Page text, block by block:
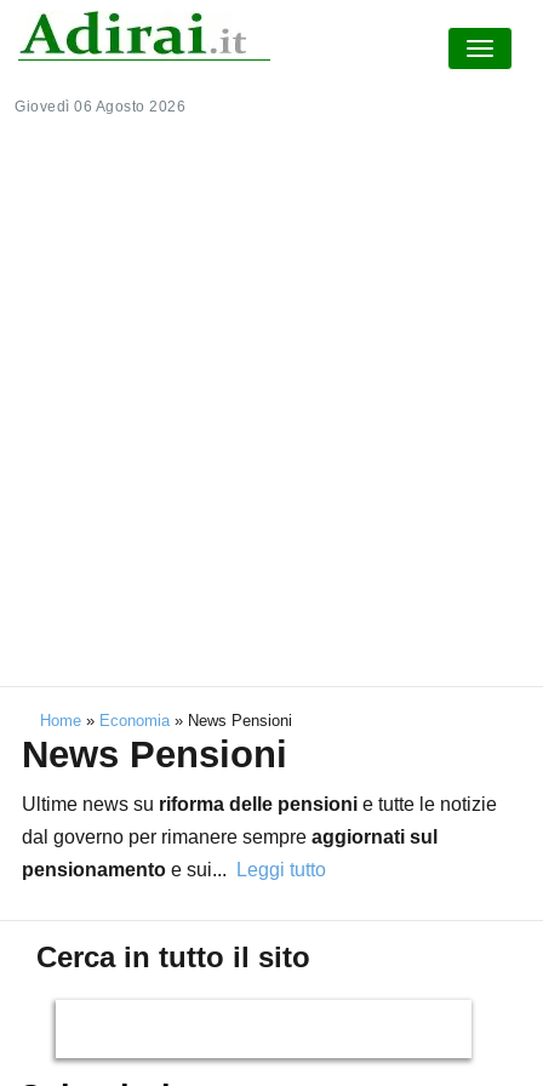
Giovedì 06 Agosto 2026
Home » Economia» News Pensioni
News Pensioni
Ultime news su riforma delle pensioni e tutte le notizie
dal governo per rimanere sempre aggiornati sul
pensionamento e sui... Leggi tutto
Cerca in tutto il sito